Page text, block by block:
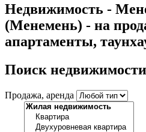
Недвижимость -
(Менемень) - на
апартаменты,
Поиск недвижимости
Продажа, аренда